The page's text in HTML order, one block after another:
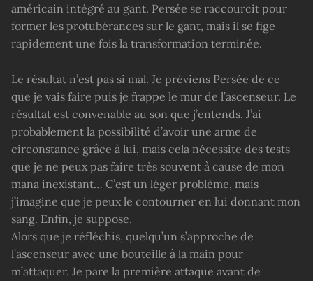
américain intégré au gant. Persée se raccourcit pour
former les protubérances sur le gant, mais il se fige
rapidement une fois la transformation terminée.
Le résultat n’est pas si mal. Je préviens Persée de ce
que je vais faire puis je frappe le mur de l’ascenseur. Le
résultat est convenable au son que j’entends. J’ai
probablement la possibilité d’avoir une arme de
circonstance grâce à lui, mais cela nécessite des tests
que je ne peux pas faire très souvent à cause de mon
mana inexistant… C’est un léger problème, mais
j’imagine que je peux le contourner en lui donnant mon
sang. Enfin, je suppose.
Alors que je réfléchis, quelqu’un s’approche de
l’ascenseur avec une bouteille à la main pour
m’attaquer. Je pare la première attaque avant de